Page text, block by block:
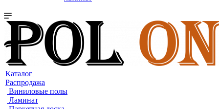
Каталог
Распродажа
Виниловые полы
Ламинат